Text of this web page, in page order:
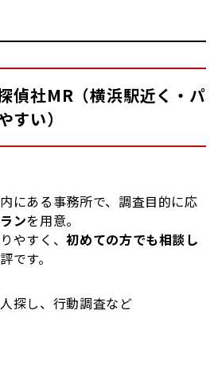
偵社MR（横浜駅近く・パ
すい）
にある事務所で、調査目的に応
ンを用意。
やすく、初めての方でも相談し
です。
探し、行動調査など